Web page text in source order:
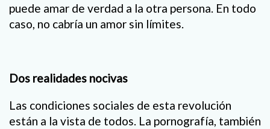
puede amar de verdad a la otra persona. En todo
caso, no cabría un amor sin límites.
Dos realidades nocivas
Las condiciones sociales de esta revolución
están a la vista de todos. La pornografía, también